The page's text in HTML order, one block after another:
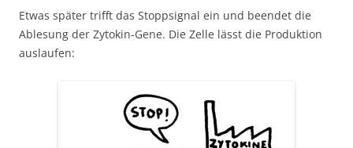
Etwas später trifft das Stoppsignal ein und beendet die
Ablesung der Zytokin-Gene. Die Zelle lässt die Produktion
auslaufen: